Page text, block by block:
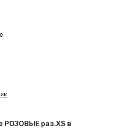
РОЗОВЫЕ раз.XS в